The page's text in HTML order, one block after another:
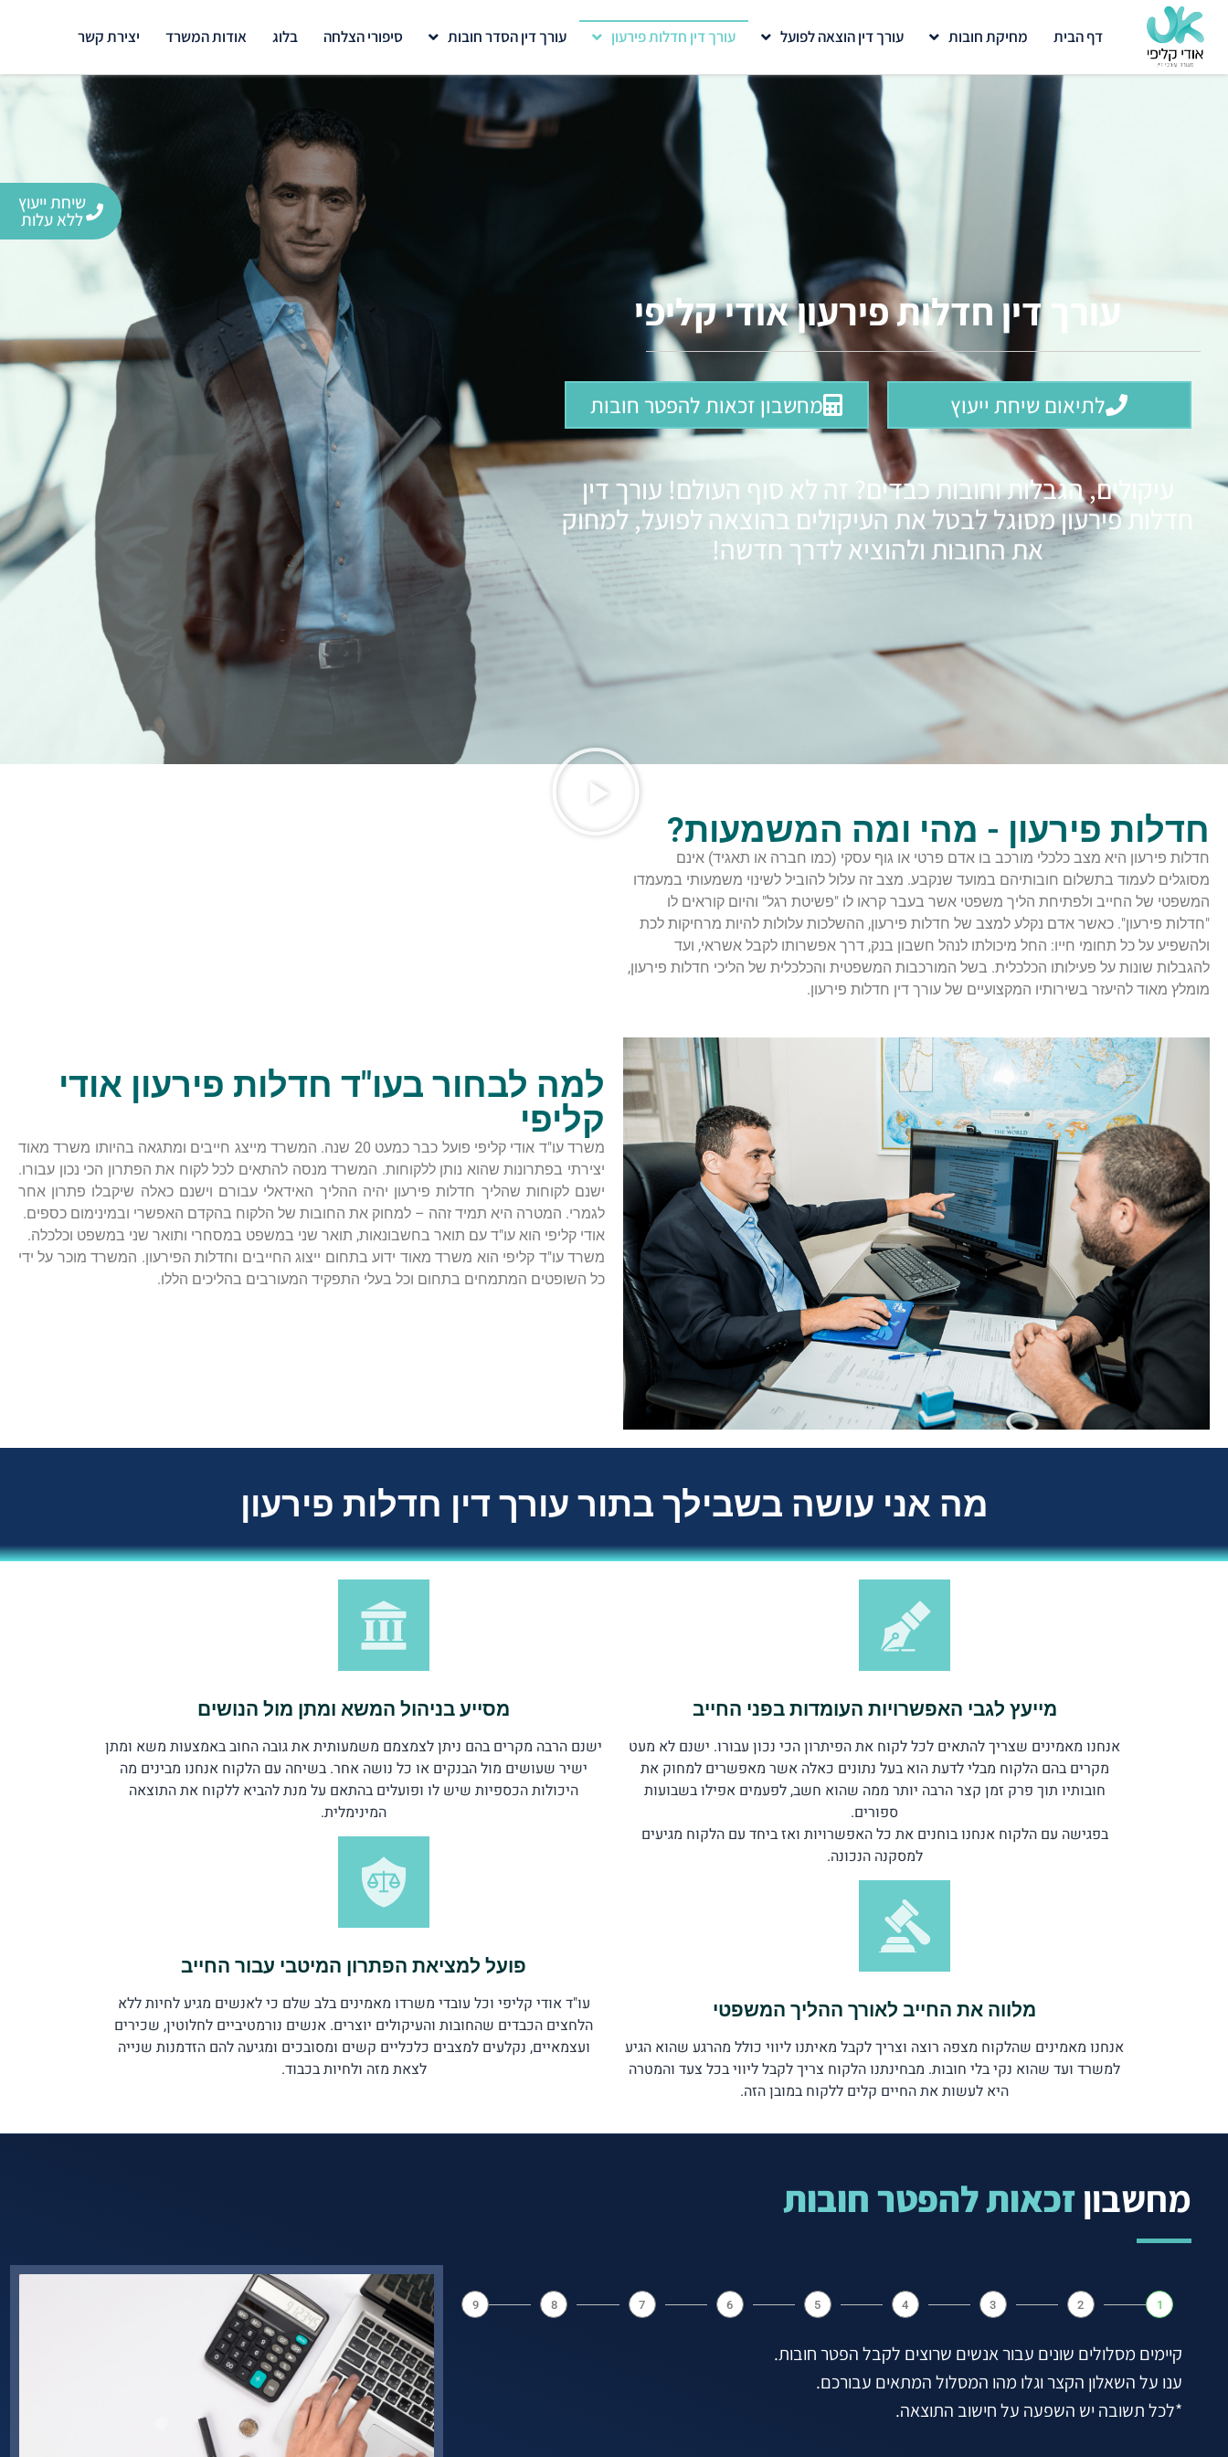
דף הבית מחיקת חובות עורך דין הוצאה לפועל עורך דין חדלות פירעון עורך דין הסדר חובות סיפורי הצלחה בלוג אודות המשרד יצירת קשר
שיחת ייעוץ
ללא עלות
עורך דין חדלות פירעון אודי קליפי
לתיאום שיחת ייעוץ מחשבון זכאות להפטר חובות
עיקולים, הגבלות וחובות כבדים? זה לא סוף העולם! עורך דין
חדלות פירעון מסוגל לבטל את העיקולים בהוצאה לפועל, למחוק
את החובות ולהוציא לדרך חדשה!
חדלות פירעון - מהי ומה המשמעות?
חדלות פירעון היא מצב כלכלי מורכב בו אדם פרטי או גוף עסקי (כמו חברה או תאגיד) אינם
מסוגלים לעמוד בתשלום חובותיהם במועד שנקבע. מצב זה עלול להוביל לשינוי משמעותי במעמדו
המשפטי של החייב ולפתיחת הליך משפטי אשר בעבר קראו לו "פשיטת רגל" והיום קוראים לו
"חדלות פירעון". כאשר אדם נקלע למצב של חדלות פירעון, ההשלכות עלולות להיות מרחיקות לכת
ולהשפיע על כל תחומי חייו: החל מיכולתו לנהל חשבון בנק, דרך אפשרותו לקבל אשראי, ועד
להגבלות שונות על פעילותו הכלכלית. בשל המורכבות המשפטית והכלכלית של הליכי חדלות פירעון,
מומלץ מאוד להיעזר בשירותיו המקצועיים של עורך דין חדלות פירעון.
למה לבחור בעו"ד חדלות פירעון אודי
קליפי
משרד עו"ד אודי קליפי פועל כבר כמעט 20 שנה. המשרד מייצג חייבים ומתגאה בהיותו משרד מאוד
יצירתי בפתרונות שהוא נותן ללקוחות. המשרד מנסה להתאים לכל לקוח את הפתרון הכי נכון עבורו.
ישנם לקוחות שהליך חדלות פירעון יהיה ההליך האידאלי עבורם וישנם כאלה שיקבלו פתרון אחר
לגמרי. המטרה היא תמיד זהה – למחוק את החובות של הלקוח בהקדם האפשרי ובמינימום כספים.
אודי קליפי הוא עו"ד עם תואר בחשבונאות, תואר שני במשפט במסחרי ותואר שני במשפט וכלכלה.
משרד עו"ד קליפי הוא משרד מאוד ידוע בתחום ייצוג החייבים וחדלות הפירעון. המשרד מוכר על ידי
כל השופטים המתמחים בתחום וכל בעלי התפקיד המעורבים בהליכים הללו.
מה אני עושה בשבילך בתור עורך דין חדלות פירעון
מייעץ לגבי האפשרויות העומדות בפני החייב
אנחנו מאמינים שצריך להתאים לכל לקוח את הפיתרון הכי נכון עבורו. ישנם לא מעט
מקרים בהם הלקוח מבלי לדעת הוא בעל נתונים כאלה אשר מאפשרים למחוק את
חובותיו תוך פרק זמן קצר הרבה יותר ממה שהוא חשב, לפעמים אפילו בשבועות
ספורים.
בפגישה עם הלקוח אנחנו בוחנים את כל האפשרויות ואז ביחד עם הלקוח מגיעים
למסקנה הנכונה.
מלווה את החייב לאורך ההליך המשפטי
אנחנו מאמינים שהלקוח מצפה רוצה וצריך לקבל מאיתנו ליווי כולל מהרגע שהוא הגיע
למשרד ועד שהוא נקי בלי חובות. מבחינתנו הלקוח צריך לקבל ליווי בכל צעד והמטרה
היא לעשות את החיים קלים ללקוח במובן הזה.
מסייע בניהול המשא ומתן מול הנושים
ישנם הרבה מקרים בהם ניתן לצמצמם משמעותית את גובה החוב באמצעות משא ומתן
ישיר שעושים מול הבנקים או כל נושה אחר. בשיחה עם הלקוח אנחנו מבינים מה
היכולות הכספיות שיש לו ופועלים בהתאם על מנת להביא ללקוח את התוצאה
המינימלית.
פועל למציאת הפתרון המיטבי עבור החייב
עו"ד אודי קליפי וכל עובדי משרדו מאמינים בלב שלם כי לאנשים מגיע לחיות ללא
הלחצים הכבדים שהחובות והעיקולים יוצרים. אנשים נורמטיביים לחלוטין, שכירים
ועצמאיים, נקלעים למצבים כלכליים קשים ומסובכים ומגיעה להם הזדמנות שנייה
לצאת מזה ולחיות בכבוד.
מחשבון זכאות להפטר חובות
1
2
3
4
5
6
7
8
9
קיימים מסלולים שונים עבור אנשים שרוצים לקבל הפטר חובות.
ענו על השאלון הקצר וגלו מהו המסלול המתאים עבורכם.
*לכל תשובה יש השפעה על חישוב התוצאה.